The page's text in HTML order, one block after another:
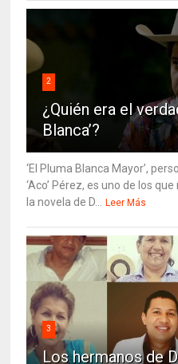
2
¿Quién era el
Blanca’?
‘El Pluma Blanca Mayor’,
‘Aco’ Pérez, es uno de los
la novela de D...
Leer Más
3
Los hermanos de